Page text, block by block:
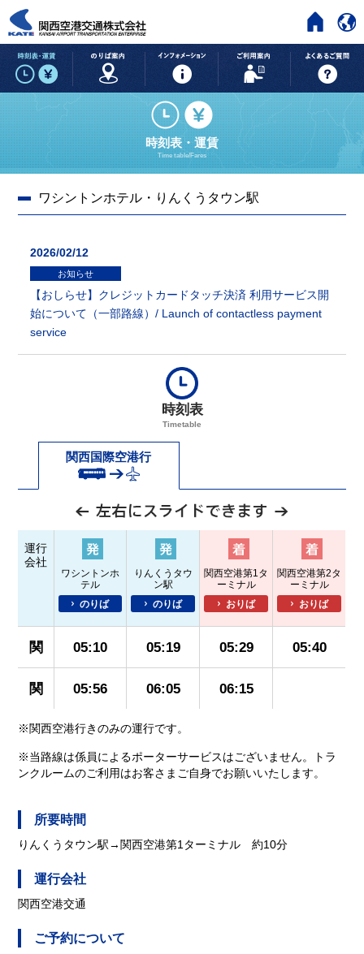
HOME
時刻表・運賃 のりば案内 インフォメーションご利用案内
時刻表・運賃
Time table/Fares
ワシントンホテル・りんくうタウン駅
2026/02/12
お知らせ
【おしらせ】クレジットカードタッチ決済 利用サービス開
始について（一部路線）/ Launch of contactless payment
service
時刻表
Timetable
関西国際空港行
運行
会社
ワシントンホ
テル
のりば
りんくうタウ
ン駅
のりば
関西空港第1タ
ーミナル
おりば
関西空港第2タ
ーミナル
おりば
関 05:10 05:19 05:29 05:40
関 05:56 06:05 06:15
※関西空港行きのみの運行です。
※当路線は係員によるポーターサービスはございません。トラ
ンクルームのご利用はお客さまご自身でお願いいたします。
所要時間
りんくうタウン駅→関西空港第1ターミナル 約10分
運行会社
関西空港交通
ご予約について